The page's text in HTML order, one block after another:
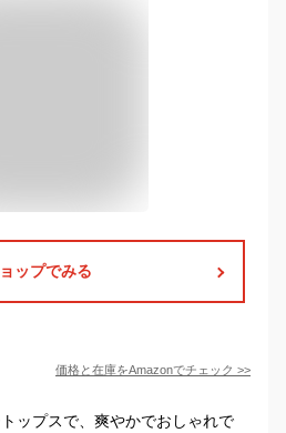
ップでみる
価格と在庫をAmazonでチェック >>
ップスで、爽やかでおしゃれで